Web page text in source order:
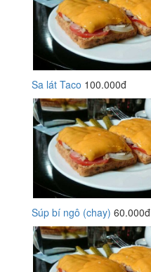
Sa lát Taco 100.000đ
Súp bí ngô (chay) 60.000đ